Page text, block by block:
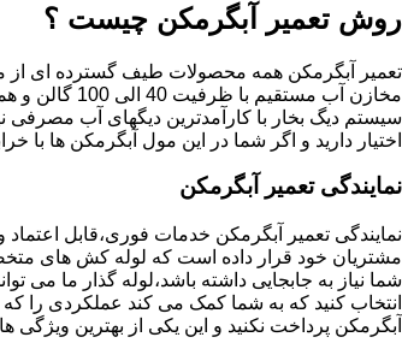
روش تعمیر آبگرمکن چیست ؟
تعمیر آبگرمکن همه محصولات طیف گسترده ای از
مخازن آب
اختیار دارید و اگر شما در این مول آبگرمکن ها با
نمایندگی تعمیر آبگرمکن
نمایندگی تعمیر آبگرمکن خدمات فوری،قابل
مشتریان خود قرار داده است که لوله کش های
شما نیاز به جابجایی داشته باشد،لوله گذار ما
انتخاب کنید که به شما کمک می کند عملکردی را که
آبگرمکن پرداخت نکنید و این یکی از بهترین ویژگی